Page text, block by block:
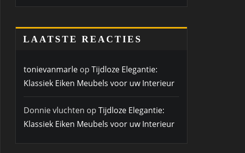
LAATSTE REACTIES
tonievanmarle op Tijdloze Elegantie:
Klassiek Eiken Meubels voor uw Interieur
Donnie vluchten op Tijdloze Elegantie:
Klassiek Eiken Meubels voor uw Interieur